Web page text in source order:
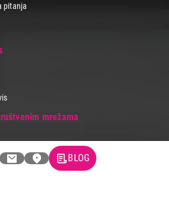
pitanja
mrežama
BLOG